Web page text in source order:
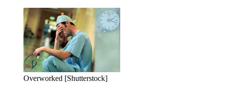
Overworked [Shutterstock]